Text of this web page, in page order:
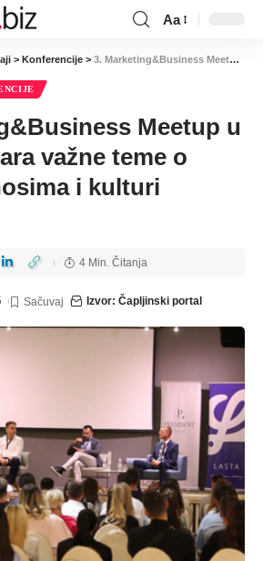
Aa
> Konferencije > 3. Marketing&Business Meetup u Čapljini otvara važne teme o radnim odnosima i kulturi poslovanja
Meetup u
važne teme o
i kulturi
Izvor: Čapljinski portal
4 Min. Čitanja